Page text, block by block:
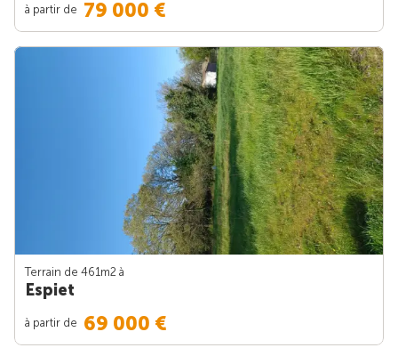
à partir de 79 000 €
Terrain de 461m2 à
Espiet
à partir de 69 000 €